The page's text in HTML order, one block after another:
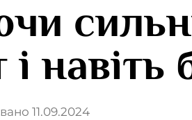
навіть
11.09.2024